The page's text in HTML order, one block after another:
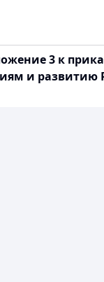
3 к
и развитию